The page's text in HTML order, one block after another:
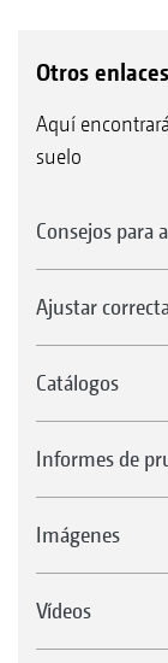
Otros enlaces
Aquí
suelo
Consejos para
Ajustar
Catálogos
Informes de
Imágenes
Vídeos